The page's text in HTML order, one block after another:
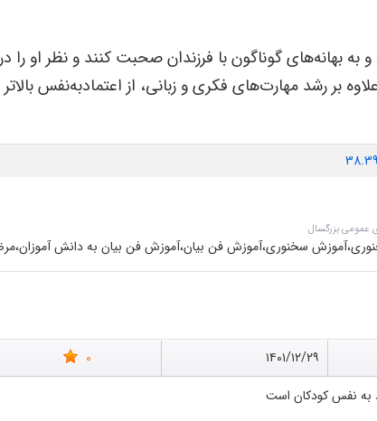
بهانههای گوناگون با فرزندان صحبت کنند و نظر او را
بر رشد مهارتهای فکری و زبانی، از اعتمادبهنفس
عمومی بزرگسال
سخنوری،آموزش فن بیان،آموزش فن بیان به دانش
۱۴۰۱/۱۲/۲۹ 0
به نفس کودکان است